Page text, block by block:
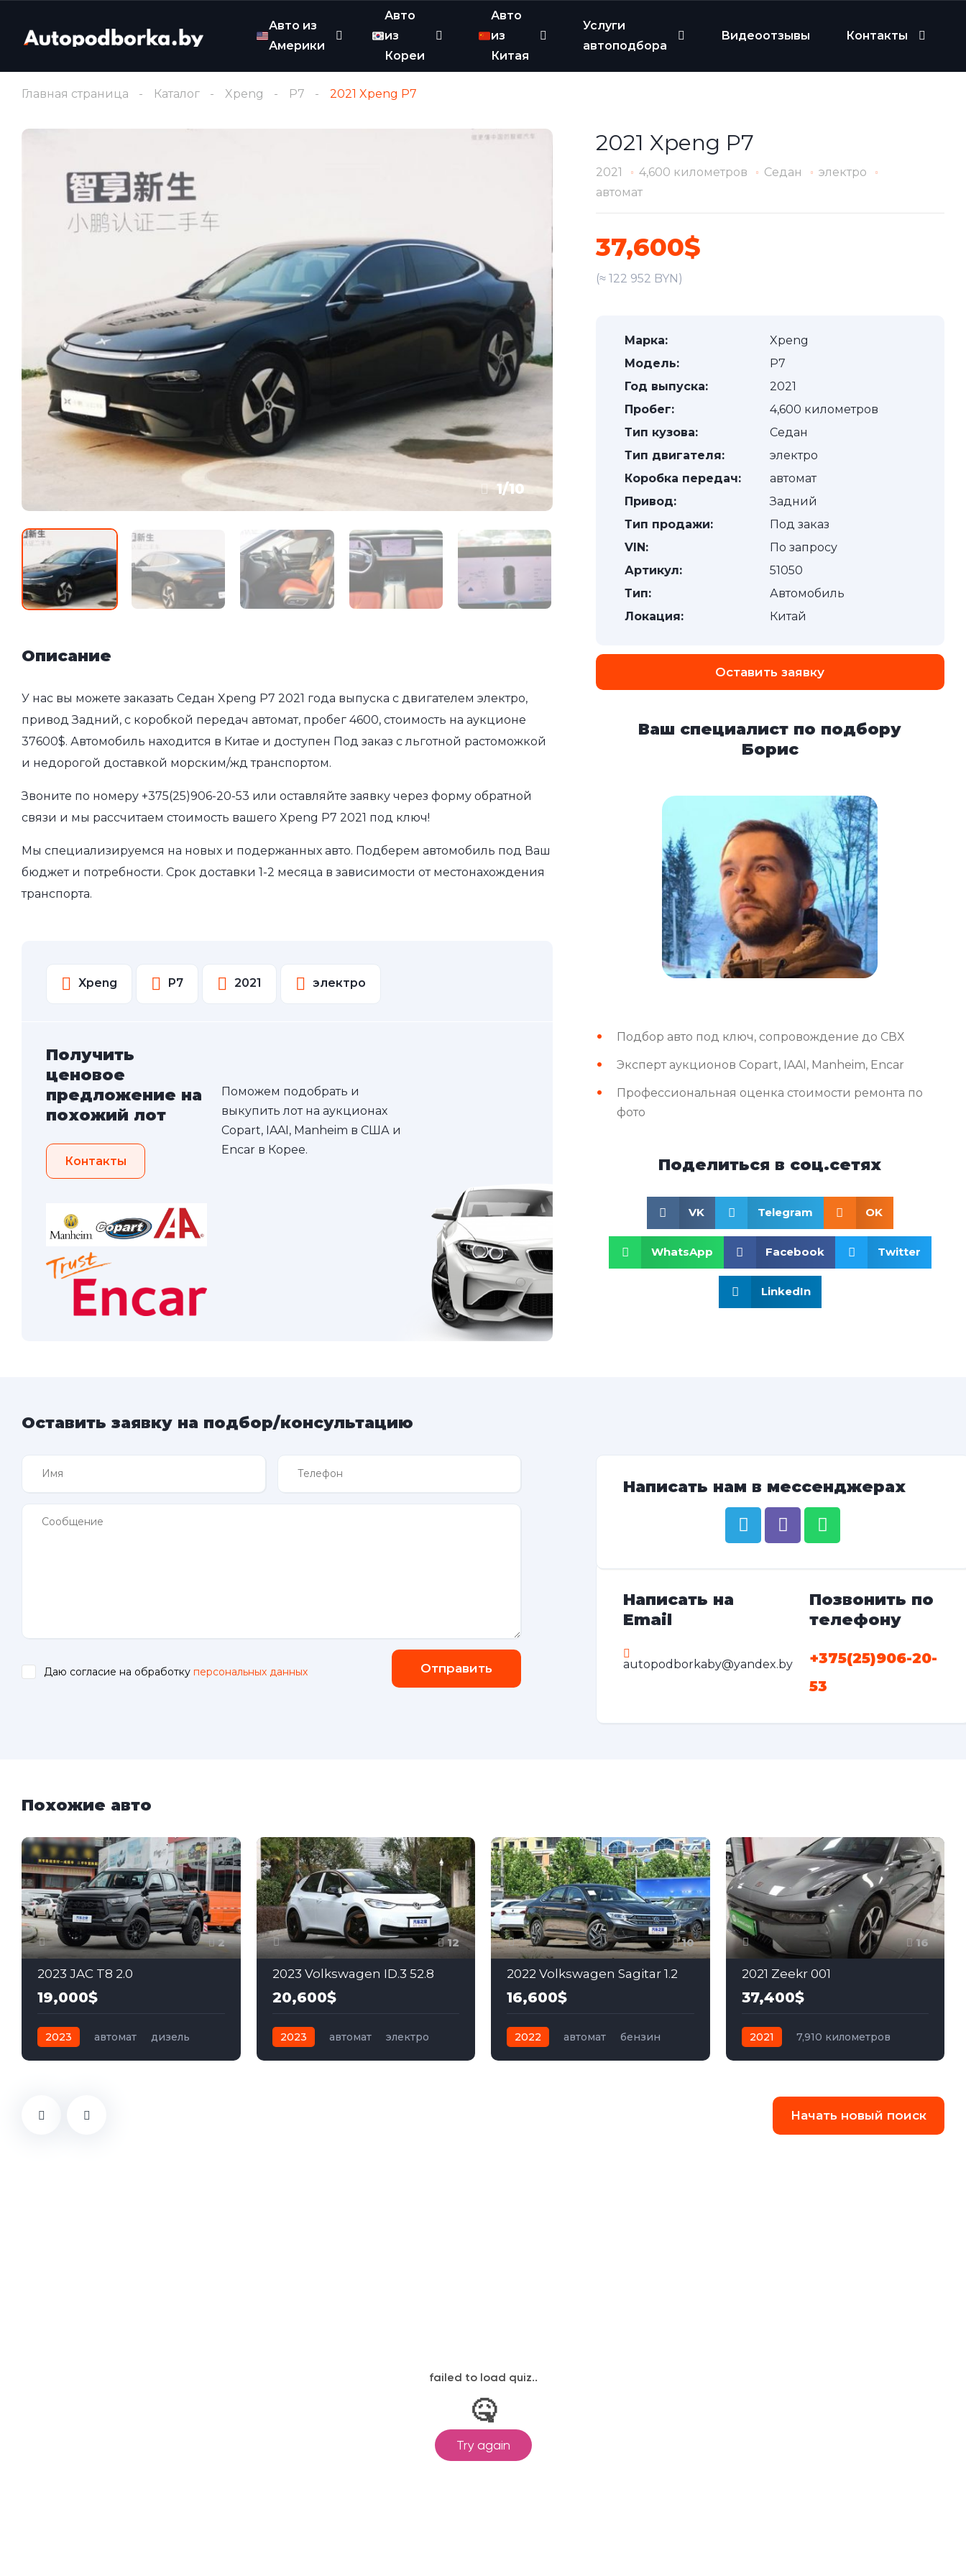
Авто из
Америки
Авто
из
Кореи
Авто
из
Китая
Услуги
автоподбора
Видеоотзывы Контакты
Главная страница Каталог Xpeng P7 2021 Xpeng P7
1/10
Описание
У нас вы можете заказать Седан Xpeng P7 2021 года выпуска с двигателем электро,
привод Задний, с коробкой передач автомат, пробег 4600, стоимость на аукционе
37600$. Автомобиль находится в Китае и доступен Под заказ с льготной растоможкой
и недорогой доставкой морским/жд транспортом.
Звоните по номеру +375(25)906-20-53 или оставляйте заявку через форму обратной
связи и мы рассчитаем стоимость вашего Xpeng P7 2021 под ключ!
Мы специализируемся на новых и подержанных авто. Подберем автомобиль под Ваш
бюджет и потребности. Срок доставки 1-2 месяца в зависимости от местонахождения
транспорта.
Xpeng P7 2021 электро
Получить
ценовое
предложение на
похожий лот
Контакты
Поможем подобрать и
выкупить лот на аукционах
Copart, IAAI, Manheim в США и
Encar в Корее.
2021 Xpeng P7
2021 4,600 километров Седан
электро
автомат
37,600$
(≈ 122 952 BYN)
Марка:
Xpeng
Модель:
P7
Год выпуска:
2021
Пробег:
4,600 километров
Тип кузова:
Седан
Тип двигателя:
электро
Коробка передач:
автомат
Привод:
Задний
Тип продажи:
Под заказ
VIN:
По запросу
Артикул:
51050
Тип:
Автомобиль
Локация:
Китай
Оставить заявку
Ваш специалист по подбору
Борис
Подбор авто под ключ, сопровождение до СВХ
Эксперт аукционов Copart, IAAI, Manheim, Encar
Профессиональная оценка стоимости ремонта по
фото
Поделиться в соц.сетях
VK Telegram OK
WhatsApp Facebook Twitter
LinkedIn
Оставить заявку на подбор/консультацию
Даю согласие на обработку персональных данных Отправить
Написать нам в мессенджерах
Написать на
Email
autopodborkaby@yandex.by
Позвонить по
телефону
+375(25)906-20-
53
Похожие авто
2
2023 JAC T8 2.0
19,000$
2023 автомат
дизель
12
2023 Volkswagen ID.3 52.8
20,600$
2023 автомат
электро
10
2022 Volkswagen Sagitar 1.2
16,600$
2022 автомат
бензин
16
2021 Zeekr 001
37,400$
2021
7,910 километров
Начать новый поиск